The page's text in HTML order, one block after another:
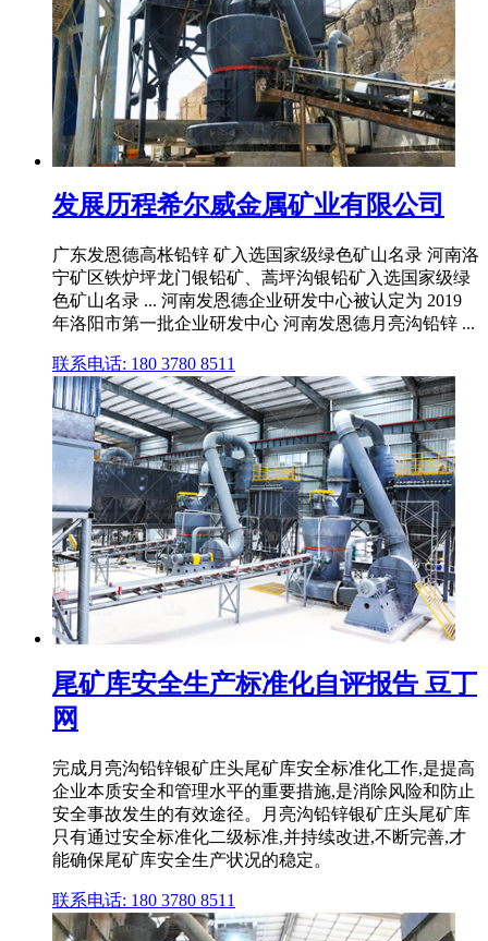
发展历程希尔威金属矿业有限公司
广东发恩德高枨铅锌 矿入选国家级绿色矿山名录 河南洛
宁矿区铁炉坪龙门银铅矿、蒿坪沟银铅矿入选国家级绿
色矿山名录 ... 河南发恩德企业研发中心被认定为 2019
年洛阳市第一批企业研发中心 河南发恩德月亮沟铅锌 ...
联系电话: 180 3780 8511
尾矿库安全生产标准化自评报告 豆丁
网
完成月亮沟铅锌银矿庄头尾矿库安全标准化工作,是提高
企业本质安全和管理水平的重要措施,是消除风险和防止
安全事故发生的有效途径。月亮沟铅锌银矿庄头尾矿库
只有通过安全标准化二级标准,并持续改进,不断完善,才
能确保尾矿库安全生产状况的稳定。
联系电话: 180 3780 8511